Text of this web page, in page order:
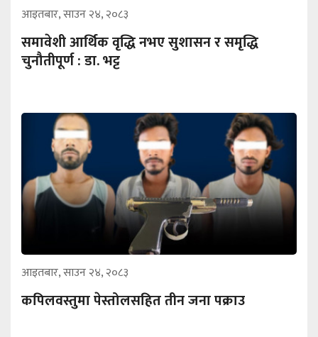
आइतबार, साउन २४, २०८३
समावेशी आर्थिक वृद्धि नभए सुशासन र समृद्धि
चुनौतीपूर्ण : डा. भट्ट
आइतबार, साउन २४, २०८३
कपिलवस्तुमा पेस्तोलसहित तीन जना पक्राउ